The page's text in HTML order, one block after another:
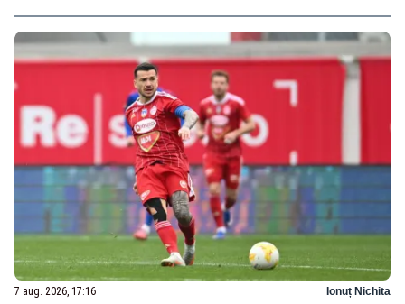
7 aug. 2026, 17:16 Ionuț Nichita